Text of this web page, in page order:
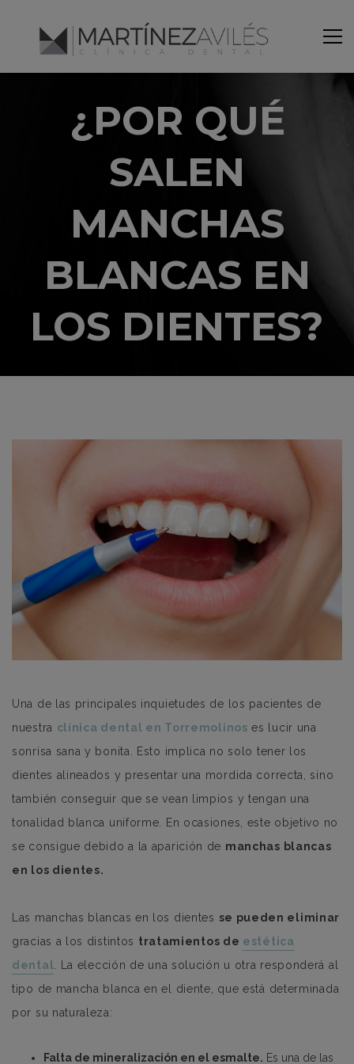
¿POR QUÉ
SALEN
MANCHAS
BLANCAS EN
LOS DIENTES?
Una de las principales inquietudes de los pacientes de
nuestra clínica dental en Torremolinos es lucir una
sonrisa sana y bonita. Esto implica no solo tener los
dientes alineados y presentar una mordida correcta, sino
también conseguir que se vean limpios y tengan una
tonalidad blanca uniforme. En ocasiones, este objetivo no
se consigue debido a la aparición de manchas blancas
en los dientes.
Las manchas blancas en los dientes se pueden eliminar
gracias a los distintos tratamientos de estética
dental . La elección de una solución u otra responderá al
tipo de mancha blanca en el diente, que está determinada
por su naturaleza:
Falta de mineralización en el esmalte. Es una de las